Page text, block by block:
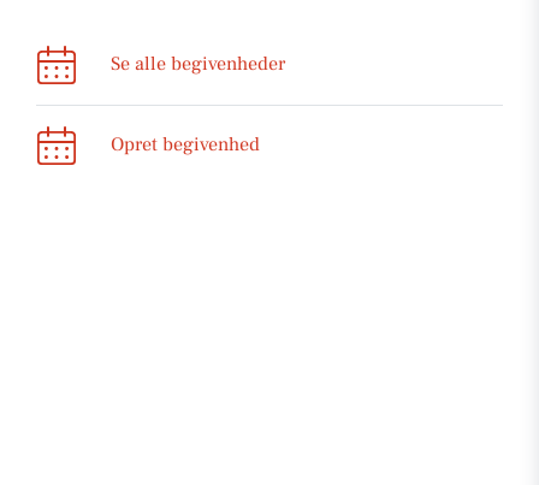
Se alle begivenheder
Opret begivenhed